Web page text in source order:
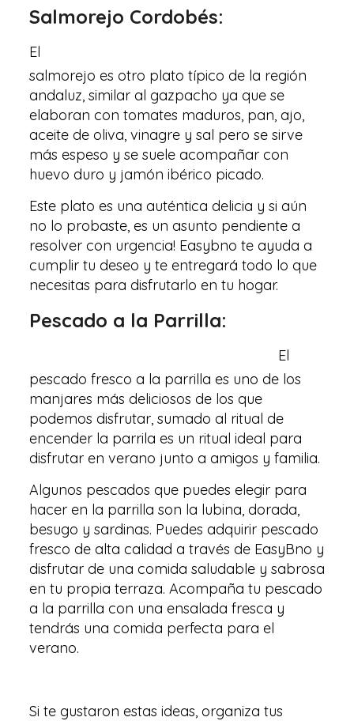
Salmorejo Cordobés:
El
salmorejo es otro plato típico de la región
andaluz, similar al gazpacho ya que se
elaboran con tomates maduros, pan, ajo,
aceite de oliva, vinagre y sal pero se sirve
más espeso y se suele acompañar con
huevo duro y jamón ibérico picado.
Este plato es una auténtica delicia y si aún
no lo probaste, es un asunto pendiente a
resolver con urgencia! Easybno te ayuda a
cumplir tu deseo y te entregará todo lo que
necesitas para disfrutarlo en tu hogar.
Pescado a la Parrilla:
El
pescado fresco a la parrilla es uno de los
manjares más deliciosos de los que
podemos disfrutar, sumado al ritual de
encender la parrila es un ritual ideal para
disfrutar en verano junto a amigos y familia.
Algunos pescados que puedes elegir para
hacer en la parrilla son la lubina, dorada,
besugo y sardinas. Puedes adquirir pescado
fresco de alta calidad a través de EasyBno y
disfrutar de una comida saludable y sabrosa
en tu propia terraza. Acompaña tu pescado
a la parrilla con una ensalada fresca y
tendrás una comida perfecta para el
verano.
Si te gustaron estas ideas, organiza tus